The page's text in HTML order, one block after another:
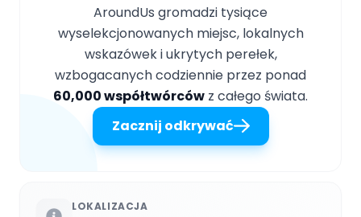
AroundUs gromadzi tysiące
wyselekcjonowanych miejsc, lokalnych
wskazówek i ukrytych perełek,
wzbogacanych codziennie przez ponad
60,000 współtwórców z całego świata.
Zacznij odkrywać
LOKALIZACJA